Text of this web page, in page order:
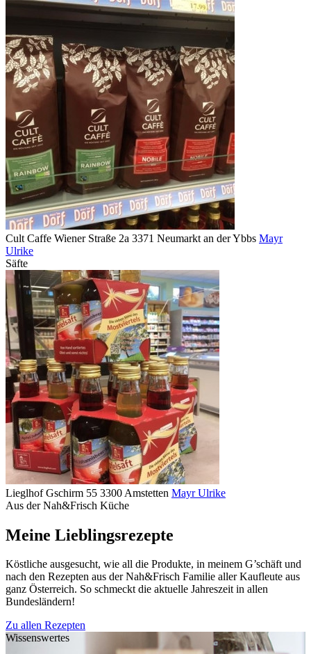
Cult Caffe Wiener Straße 2a 3371 Neumarkt an der Ybbs Mayr
Ulrike
Säfte
Lieglhof Gschirm 55 3300 Amstetten Mayr Ulrike
Aus der Nah&Frisch Küche
Meine Lieblingsrezepte
Köstliche ausgesucht, wie all die Produkte, in meinem G’schäft und
nach den Rezepten aus der Nah&Frisch Familie aller Kaufleute aus
ganz Österreich. So schmeckt die aktuelle Jahreszeit in allen
Bundesländern!
Zu allen Rezepten
Wissenswertes